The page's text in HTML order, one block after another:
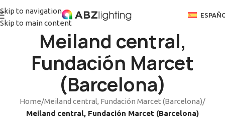
Skip to navigation
Skip to main content
Meiland central,
Fundación Marcet
(Barcelona)
Home/Meiland central, Fundación Marcet (Barcelona)/
Meiland central, Fundación Marcet (Barcelona)